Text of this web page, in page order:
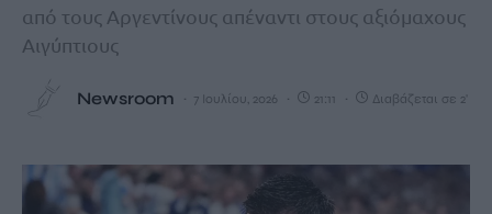
από τους Αργεντίνους απέναντι στους αξιόμαχους
Αιγύπτιους
Newsroom 7 Ιουλίου, 2026 21:11 Διαβάζεται σε 2'